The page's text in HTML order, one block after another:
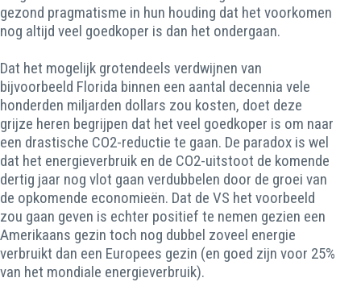
gezond pragmatisme in hun houding dat het voorkomen
nog altijd veel goedkoper is dan het ondergaan.
Dat het mogelijk grotendeels verdwijnen van
bijvoorbeeld Florida binnen een aantal decennia vele
honderden miljarden dollars zou kosten, doet deze
grijze heren begrijpen dat het veel goedkoper is om naar
een drastische CO2-reductie te gaan. De paradox is wel
dat het energieverbruik en de CO2-uitstoot de komende
dertig jaar nog vlot gaan verdubbelen door de groei van
de opkomende economieën. Dat de VS het voorbeeld
zou gaan geven is echter positief te nemen gezien een
Amerikaans gezin toch nog dubbel zoveel energie
verbruikt dan een Europees gezin (en goed zijn voor 25%
van het mondiale energieverbruik).